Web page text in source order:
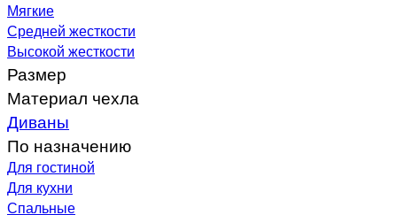
Мягкие
Средней жесткости
Высокой жесткости
Размер
Материал чехла
Диваны
По назначению
Для гостиной
Для кухни
Спальные